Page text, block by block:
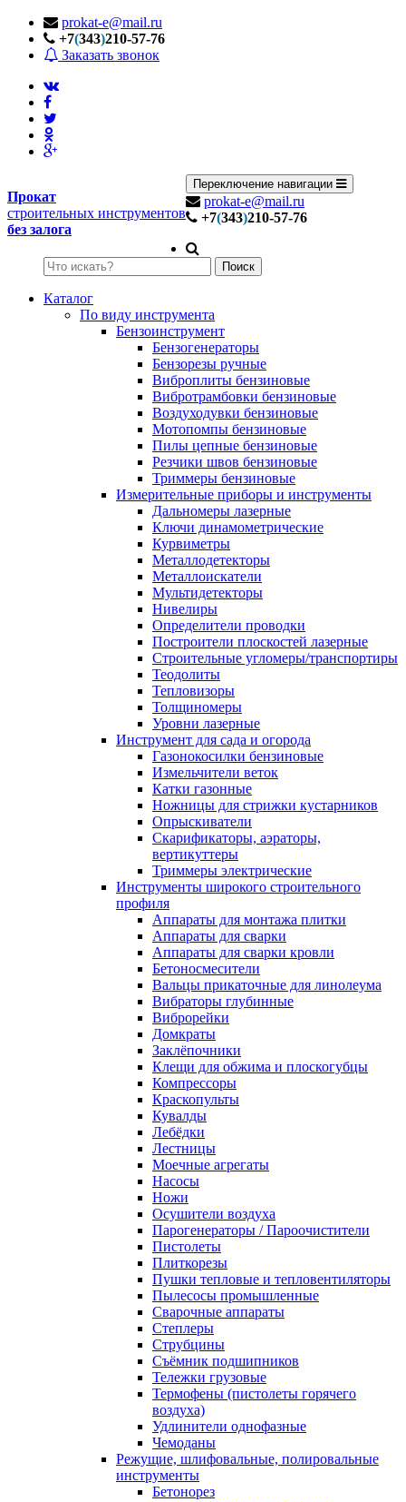
prokat-e@mail.ru
+7(343)210-57-76
Заказать звонок
Прокат
строительных инструментов
без залога
Переключение навигации
prokat-e@mail.ru
+7(343)210-57-76
Поиск
Каталог
По виду инструмента
Бензоинструмент
Бензогенераторы
Бензорезы ручные
Виброплиты бензиновые
Вибротрамбовки бензиновые
Воздуходувки бензиновые
Мотопомпы бензиновые
Пилы цепные бензиновые
Резчики швов бензиновые
Триммеры бензиновые
Измерительные приборы и инструменты
Дальномеры лазерные
Ключи динамометрические
Курвиметры
Металлодетекторы
Металлоискатели
Мультидетекторы
Нивелиры
Определители проводки
Построители плоскостей лазерные
Строительные угломеры/транспортиры
Теодолиты
Тепловизоры
Толщиномеры
Уровни лазерные
Инструмент для сада и огорода
Газонокосилки бензиновые
Измельчители веток
Катки газонные
Ножницы для стрижки кустарников
Опрыскиватели
Скарификаторы, аэраторы,
вертикуттеры
Триммеры электрические
Инструменты широкого строительного
профиля
Аппараты для монтажа плитки
Аппараты для сварки
Аппараты для сварки кровли
Бетоносмесители
Вальцы прикаточные для линолеума
Вибраторы глубинные
Виброрейки
Домкраты
Заклёпочники
Клещи для обжима и плоскогубцы
Компрессоры
Краскопульты
Кувалды
Лебёдки
Лестницы
Моечные агрегаты
Насосы
Ножи
Осушители воздуха
Парогенераторы / Пароочистители
Пистолеты
Плиткорезы
Пушки тепловые и тепловентиляторы
Пылесосы промышленные
Сварочные аппараты
Степлеры
Струбцины
Съёмник подшипников
Тележки грузовые
Термофены (пистолеты горячего
воздуха)
Удлинители однофазные
Чемоданы
Режущие, шлифовальные, полировальные
инструменты
Бетонорез